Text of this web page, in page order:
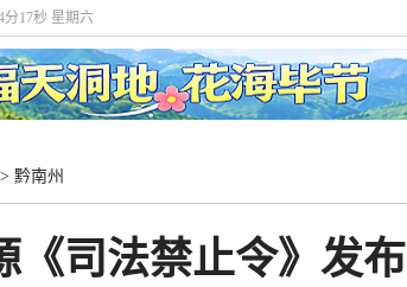
分18秒 星期六
> 黔南州
《司法禁止令》发布